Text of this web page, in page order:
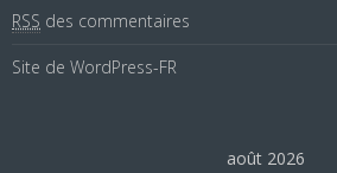
RSS des commentaires
Site de WordPress-FR
août 2026